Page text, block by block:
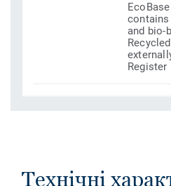
contains
and bio-
Register
Технічні